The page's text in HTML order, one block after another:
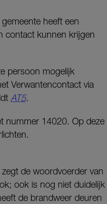
heeft een
contact kunnen krijgen
persoon mogelijk
Verwantencontact via
AT5.
nummer 14020. Op deze
de woordvoerder van
ook is nog niet duidelijk
de brandweer deuren